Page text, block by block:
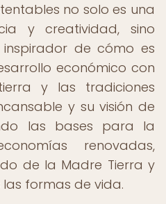
no solo es una
y creatividad, sino
de cómo es
económico con
y las tradiciones
y su visión de
las bases para la
renovadas,
de la Madre Tierra y
formas de vida.